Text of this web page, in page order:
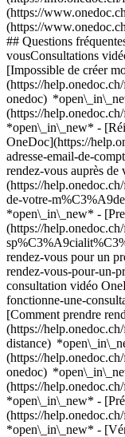
(https://
(https://
## Questions
vousConsultations
[Impossible de créer
(https://
onedoc)
(https://
*open\_in\_new* -
OneDoc](https://
adresse-email-de-
rendez-vous auprès de
(https://
de-votre-
*open\_in\_new* -
(https://
rendez-vous pour un
rendez-vous-pour-un-
consultation vidéo
fonctionne-une-
[Comment prendre
(https://
distance)
(https://
onedoc)
(https://
*open\_in\_new* -
(https://
*open\_in\_new* - [Vérifier qu'un rendez-vous est confirmé](https://help.onedoc.ch/fr/v%C3%A9rifier-quun-rendez-vous-est-confirm%C3%A9) *open\_in\_new* - [Annuler un rendez-vous pris en ligne sur OneDoc](https://help.onedoc.ch/fr/annuler-un-rendez-vous-pris-en-ligne-sur-onedoc) *open\_in\_new* - [Je ne reçois pas de confirmation de rendez-vous](https://help.onedoc.ch/fr/je-ne-re%C3%A7ois-pas-de-confirmation-de-rendez-vous) *open\_in\_new* [Voir tous nos articles *open\_in\_new*](https://help.onedoc.ch/fr/) close ## Modifier votre recherche ![Maison avec un signe plus annonçant qu’une consultation peut être effectuée sur place](https://www.onedoc.ch/assets/images/icons/on-site.svg) Sur place ![Caméra avec un symbole lecture annonçant qu’une consultation peut être effectuée à distance en vidéo](https://www.onedoc.ch/assets/images/icons/remote.svg) À distance Rechercher #### Spécialités #### Praticiens #### Établissements edit Kinésiologue à Préverenges tune Filtrer par Nouveaux patients*keyboard\_arrow\_down* - Acceptés*check\_circle* Langue parlée*keyboard\_arrow\_down* - Albanais*check\_circle* - Allemand*check\_circle* - Anglais*check\_circle* - Arabe*check\_circle* -